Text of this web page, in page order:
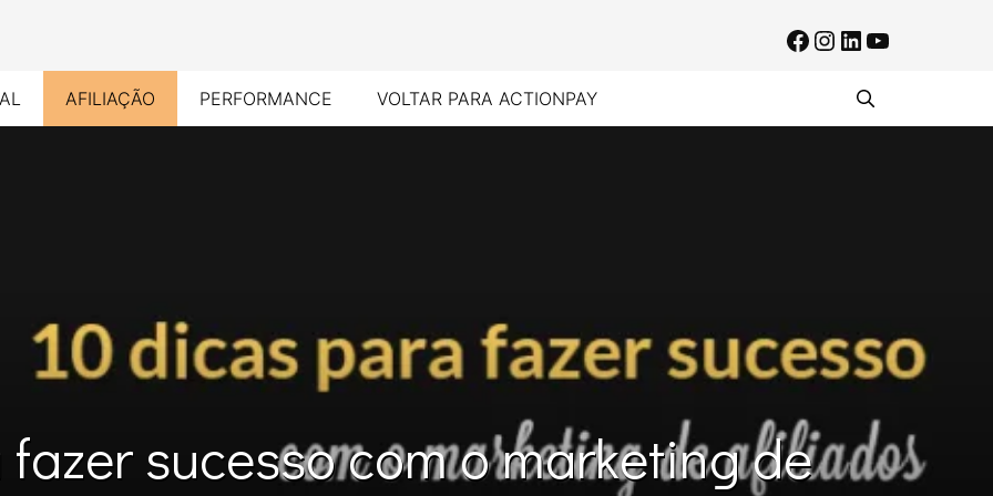
Facebook
Instagram
LinkedIn
Youtube
AFILIAÇÃO PERFORMANCE VOLTAR PARA ACTIONPAY
sucesso com o marketing de